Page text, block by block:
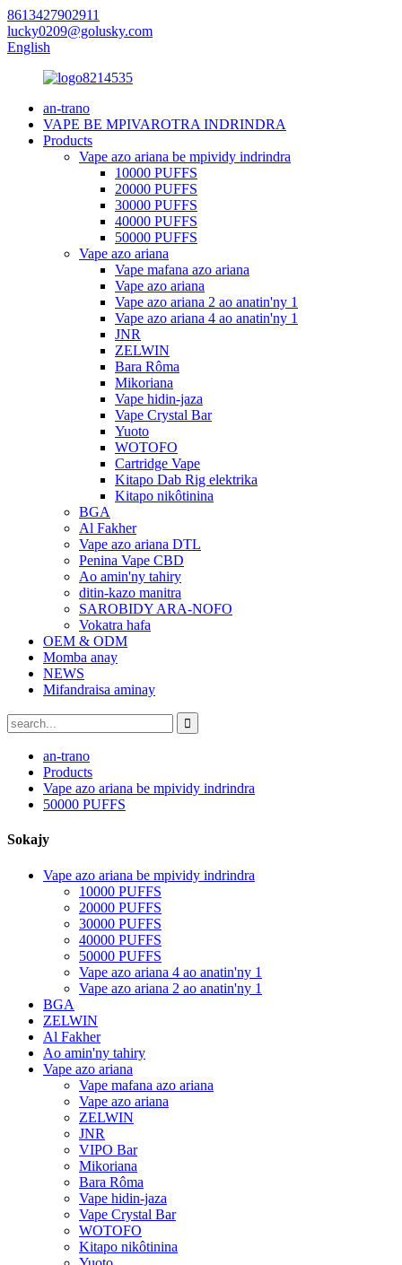
8613427902911
lucky0209@golusky.com
English
an-trano
VAPE BE MPIVAROTRA INDRINDRA
Products
Vape azo ariana be mpividy indrindra
10000 PUFFS
20000 PUFFS
30000 PUFFS
40000 PUFFS
50000 PUFFS
Vape azo ariana
Vape mafana azo ariana
Vape azo ariana
Vape azo ariana 2 ao anatin'ny 1
Vape azo ariana 4 ao anatin'ny 1
JNR
ZELWIN
Bara Rôma
Mikoriana
Vape hidin-jaza
Vape Crystal Bar
Yuoto
WOTOFO
Cartridge Vape
Kitapo Dab Rig elektrika
Kitapo nikôtinina
BGA
Al Fakher
Vape azo ariana DTL
Penina Vape CBD
Ao amin'ny tahiry
ditin-kazo manitra
SAROBIDY ARA-NOFO
Vokatra hafa
OEM & ODM
Momba anay
NEWS
Mifandraisa aminay
an-trano
Products
Vape azo ariana be mpividy indrindra
50000 PUFFS
Sokajy
Vape azo ariana be mpividy indrindra
10000 PUFFS
20000 PUFFS
30000 PUFFS
40000 PUFFS
50000 PUFFS
Vape azo ariana 4 ao anatin'ny 1
Vape azo ariana 2 ao anatin'ny 1
BGA
ZELWIN
Al Fakher
Ao amin'ny tahiry
Vape azo ariana
Vape mafana azo ariana
Vape azo ariana
ZELWIN
JNR
VIPO Bar
Mikoriana
Bara Rôma
Vape hidin-jaza
Vape Crystal Bar
WOTOFO
Kitapo nikôtinina